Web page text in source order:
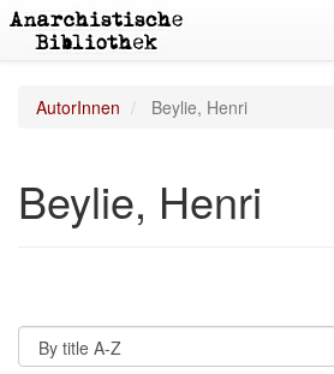
AutorInnen Beylie, Henri
Beylie, Henri